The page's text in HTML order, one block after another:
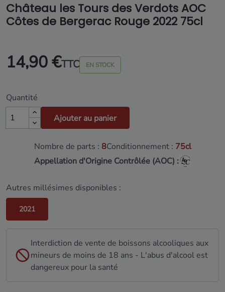
Château les Tours des Verdots AOC
Côtes de Bergerac Rouge 2022 75cl
14,90 €TTC EN STOCK
Quantité
Ajouter au panier
Nombre de parts : 8Conditionnement : 75cl
Appellation d'Origine Contrôlée (AOC) :
Autres millésimes disponibles :
2021
Interdiction de vente de boissons alcooliques aux
mineurs de moins de 18 ans - L'abus d'alcool est
dangereux pour la santé